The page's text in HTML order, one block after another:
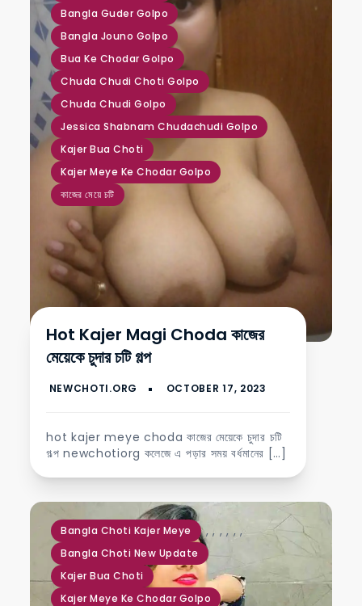
Bangla Guder Golpo
Bangla Jouno Golpo
Bua Ke Chodar Golpo
Chuda Chudi Choti Golpo
Chuda Chudi Golpo
Jessica Shabnam Chudachudi Golpo
Kajer Bua Choti
Kajer Meye Ke Chodar Golpo
কাজের মেয়ে চটি
Hot Kajer Magi Choda কাজের
মেয়েকে চুদার চটি গল্প
hot kajer meye choda কাজের মেয়েকে চুদার চটি
গল্প newchotiorg কলেজে এ পড়ার সময় বর্ধমানের […]
Bangla Choti Kajer Meye ,
Bangla Choti New Update
,
Kajer Bua Choti
,
Kajer Meye Ke Chodar Golpo
, , ,